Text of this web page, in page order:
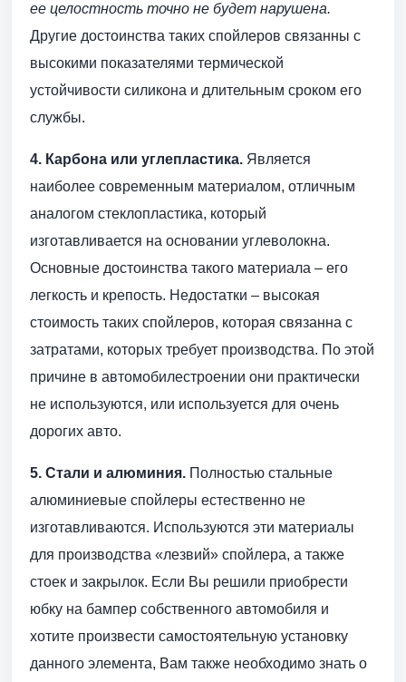
ее целостность точно не будет нарушена.
Другие достоинства таких спойлеров связанны с
высокими показателями термической
устойчивости силикона и длительным сроком его
службы.
4. Карбона или углепластика. Является
наиболее современным материалом, отличным
аналогом стеклопластика, который
изготавливается на основании углеволокна.
Основные достоинства такого материала – его
легкость и крепость. Недостатки – высокая
стоимость таких спойлеров, которая связанна с
затратами, которых требует производства. По этой
причине в автомобилестроении они практически
не используются, или используется для очень
дорогих авто.
5. Стали и алюминия. Полностью стальные
алюминиевые спойлеры естественно не
изготавливаются. Используются эти материалы
для производства «лезвий» спойлера, а также
стоек и закрылок. Если Вы решили приобрести
юбку на бампер собственного автомобиля и
хотите произвести самостоятельную установку
данного элемента, Вам также необходимо знать о